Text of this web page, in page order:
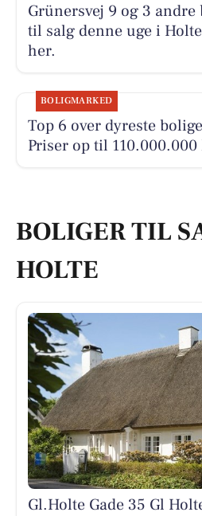
Grünersvej 9 og 3
til salg denne uge i
her.
BOLIGMARKED
Top 6 over dyreste
Priser op til 110.000.000
BOLIGER TIL
HOLTE
Gl.Holte Gade 35 Gl